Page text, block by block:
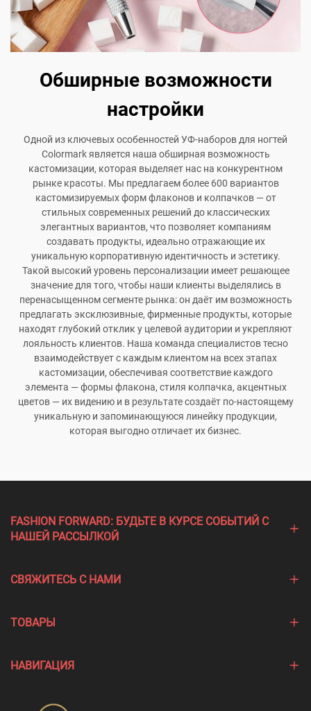
Обширные возможности
настройки
Одной из ключевых особенностей УФ-наборов для ногтей
Colormark является наша обширная возможность
кастомизации, которая выделяет нас на конкурентном
рынке красоты. Мы предлагаем более 600 вариантов
кастомизируемых форм флаконов и колпачков — от
стильных современных решений до классических
элегантных вариантов, что позволяет компаниям
создавать продукты, идеально отражающие их
уникальную корпоративную идентичность и эстетику.
Такой высокий уровень персонализации имеет решающее
значение для того, чтобы наши клиенты выделялись в
перенасыщенном сегменте рынка: он даёт им возможность
предлагать эксклюзивные, фирменные продукты, которые
находят глубокий отклик у целевой аудитории и укрепляют
лояльность клиентов. Наша команда специалистов тесно
взаимодействует с каждым клиентом на всех этапах
кастомизации, обеспечивая соответствие каждого
элемента — формы флакона, стиля колпачка, акцентных
цветов — их видению и в результате создаёт по-настоящему
уникальную и запоминающуюся линейку продукции,
которая выгодно отличает их бизнес.
FASHION FORWARD: БУДЬТЕ В КУРСЕ СОБЫТИЙ С
НАШЕЙ РАССЫЛКОЙ
СВЯЖИТЕСЬ С НАМИ
ТОВАРЫ
НАВИГАЦИЯ